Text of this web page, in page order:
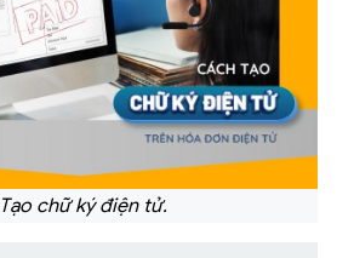
Tạo chữ ký điện tử.